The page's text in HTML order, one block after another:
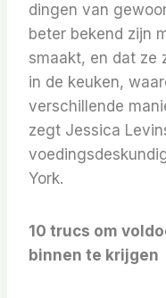
dingen van
beter bekend zijn
smaakt, en dat ze
in de keuken,
verschillende
zegt Jessica
York.
10 trucs om
binnen te krijgen